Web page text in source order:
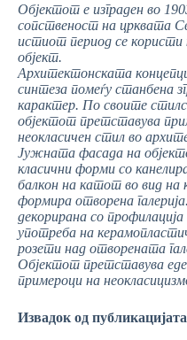
Објектот е изграден во
сопственост на црквата
истиот период се
објект.
Архитектонската
синтеза помеѓу станбена
карактер. По своите
објектот претставува
неокласичен стил во
Јужната фасада на
класични форми со
балкон на катот во вид на
формира отворена
декорирана со
употреба на
розети над отворената
Објектот претставува
примероци на
Извадок од